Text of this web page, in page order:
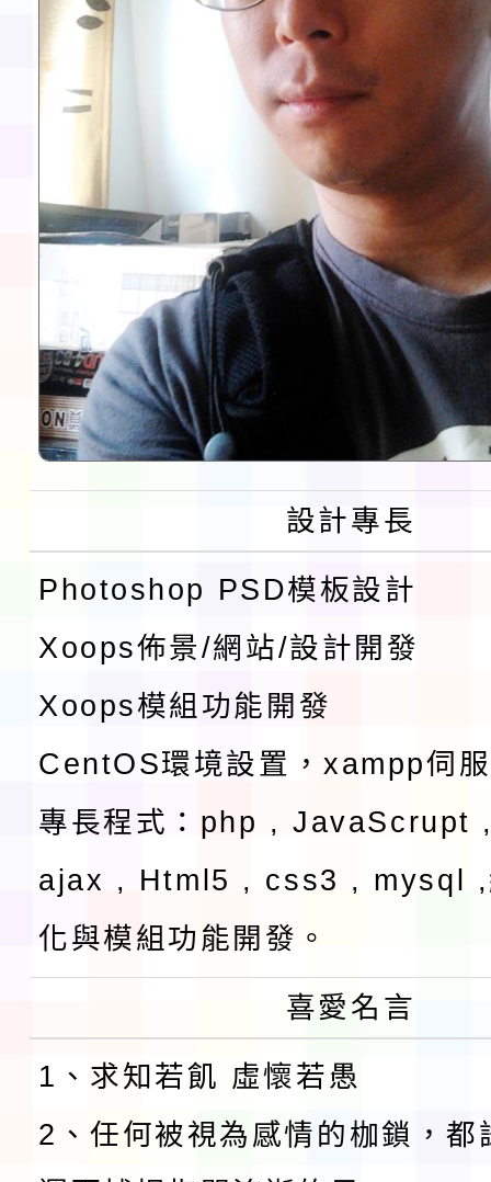
設計專長
Photoshop PSD模板設計
Xoops佈景/網站/設計開發
Xoops模組功能開發
CentOS環境設置，xampp伺
專長程式：php , JavaScrupt
ajax , Html5 , css3 , mysql ,
化與模組功能開發。
喜愛名言
1、求知若飢 虛懷若愚
2、任何被視為感情的枷鎖，都